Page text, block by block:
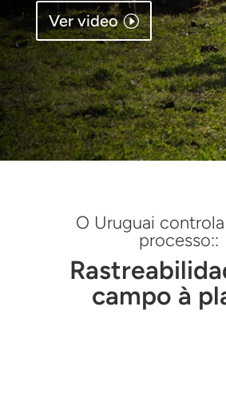
Ver video
O Uruguai
processo::
campo à